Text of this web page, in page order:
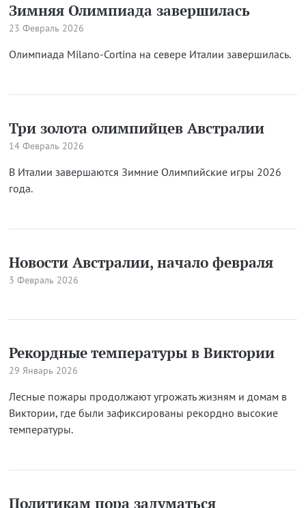
Зимняя Олимпиада завершилась
23 Февраль 2026
Олимпиада Milano-Cortina на севере Италии завершилась.
Три золота олимпийцев Австралии
14 Февраль 2026
В Италии завершаются Зимние Олимпийские игры 2026
года.
Новости Австралии, начало февраля
3 Февраль 2026
Рекордные температуры в Виктории
29 Январь 2026
Лесные пожары продолжают угрожать жизням и домам в
Виктории, где были зафиксированы рекордно высокие
температуры.
Политикам пора задуматься